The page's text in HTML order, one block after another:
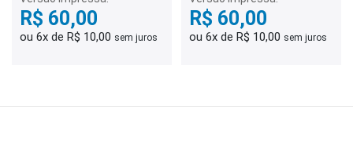
R$ 60,00
ou 6x de R$ 10,00 sem juros
R$ 60,00
ou 6x de R$ 10,00 sem juros